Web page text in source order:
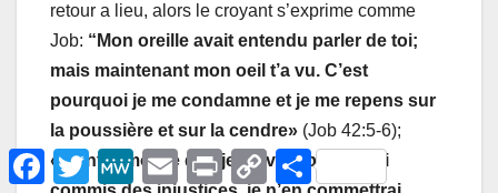
retour a lieu, alors le croyant s’exprime comme
Job: “Mon oreille avait entendu parler de toi;
mais maintenant mon oeil t’a vu. C’est
pourquoi je me condamne et je me repens sur
la poussière et sur la cendre» (Job 42:5-6);
«Montre-moi ce que je ne vois pas; si j’ai
F
T
w
M
E
P
r
C
Μ
ο